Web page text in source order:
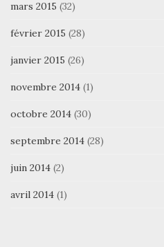
mars 2015 (32)
février 2015 (28)
janvier 2015 (26)
novembre 2014 (1)
octobre 2014 (30)
septembre 2014 (28)
juin 2014 (2)
avril 2014 (1)